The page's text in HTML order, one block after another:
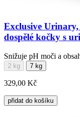
Exclusive
dospělé kočky s
Snižuje pH moči a
2 kg 7 kg
329,00 Kč
přidat do košíku